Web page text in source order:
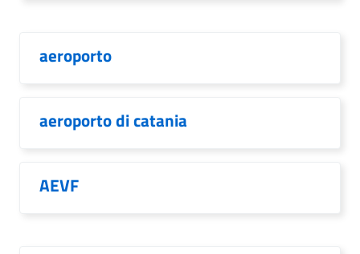
aeroporto
aeroporto di catania
AEVF